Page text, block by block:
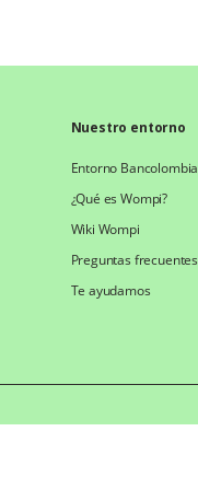
Nuestro entorno
Entorno Bancolombia
¿Qué es Wompi?
Wiki Wompi
Preguntas frecuentes
Te ayudamos